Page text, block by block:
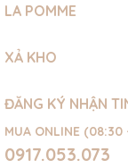
LA POMME
XẢ KHO
ĐĂNG KÝ NHẬN
MUA ONLINE
0917.053.073